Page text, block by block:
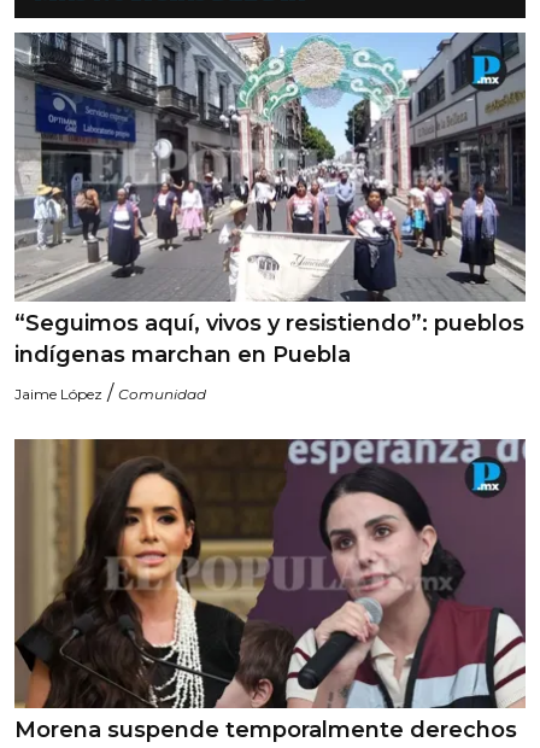
“Seguimos aquí, vivos y resistiendo”: pueblos
indígenas marchan en Puebla
Jaime López / Comunidad
Morena suspende temporalmente derechos